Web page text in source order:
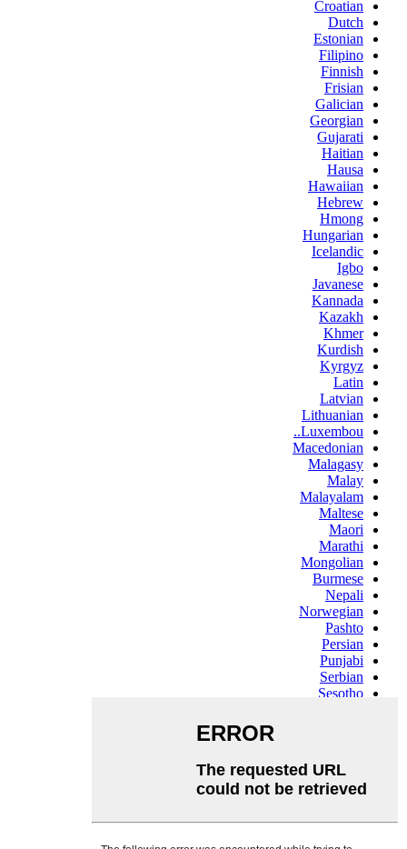
Croatian
Dutch
Estonian
Filipino
Finnish
Frisian
Galician
Georgian
Gujarati
Haitian
Hausa
Hawaiian
Hebrew
Hmong
Hungarian
Icelandic
Igbo
Javanese
Kannada
Kazakh
Khmer
Kurdish
Kyrgyz
Latin
Latvian
Lithuanian
Luxembou..
Macedonian
Malagasy
Malay
Malayalam
Maltese
Maori
Marathi
Mongolian
Burmese
Nepali
Norwegian
Pashto
Persian
Punjabi
Serbian
Sesotho
Samoan
Scots Gaelic
Sindhi